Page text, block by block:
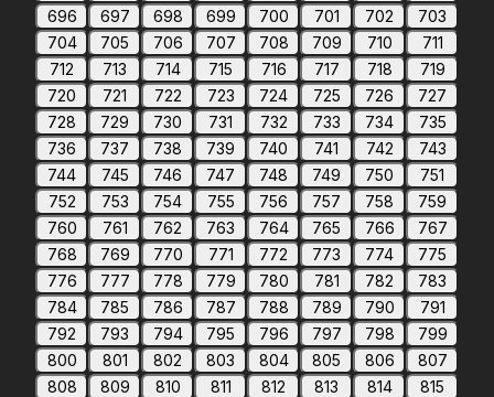
696
697 698 699 700 701 702
703
704
705 706 707 708 709 710
711
712
713 714 715 716 717 718
719
720
721 722 723 724 725 726
727
728
729 730 731 732 733 734
735
736
737 738 739 740 741 742
743
744
745 746 747 748 749 750
751
752
753 754 755 756 757 758
759
760
761 762 763 764 765 766
767
768
769 770 771 772 773 774
775
776
777 778 779 780 781 782
783
784
785 786 787 788 789 790
791
792
793 794 795 796 797 798
799
800
801 802 803 804 805 806
807
808
809 810 811 812 813 814
815